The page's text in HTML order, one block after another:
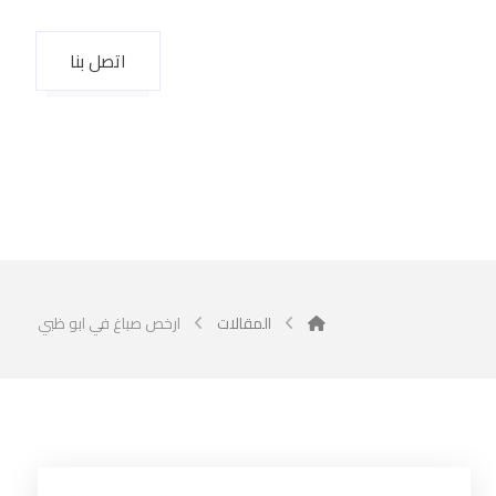
اتصل بنا
المقالات ارخص صباغ في ابو ظبي